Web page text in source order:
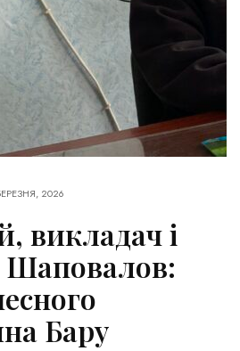
2026
викладач і
Бару